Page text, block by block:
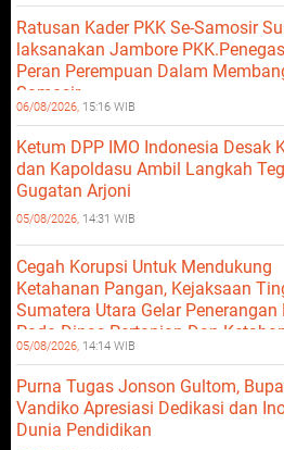
Ratusan Kader PKK Se-Samosir
laksanakan Jambore
Peran Perempuan Dalam
Samosir.
06/08/2026, 15:16 WIB
Ketum DPP IMO Indonesia Desak
dan Kapoldasu Ambil Langkah
Gugatan Arjoni
05/08/2026, 14:31 WIB
Cegah Korupsi Untuk Mendukung
Ketahanan Pangan, Kejaksaan
Sumatera Utara Gelar Penerangan
Pada Dinas Pertanian Dan
Pangan
05/08/2026, 14:14 WIB
Purna Tugas Jonson Gultom,
Vandiko Apresiasi Dedikasi dan
Dunia Pendidikan